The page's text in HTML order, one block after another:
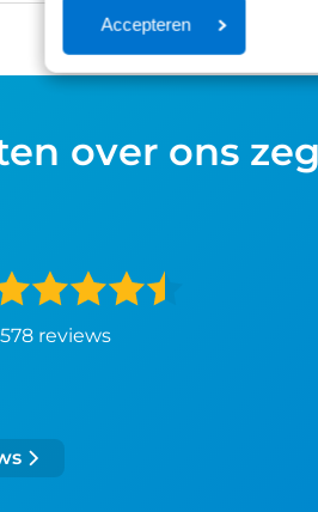
Accepteren
over ons
reviews